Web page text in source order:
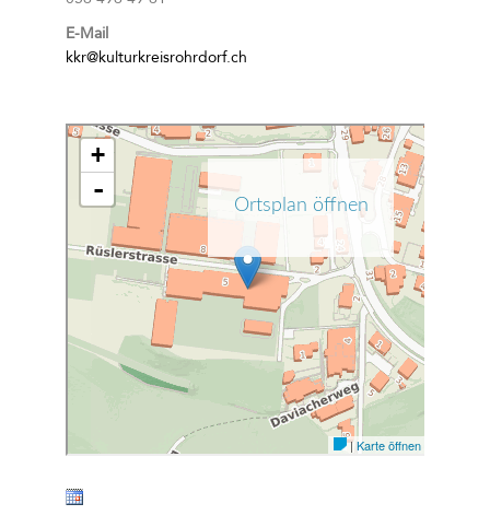
E-Mail
kkr@kulturkreisrohrdorf.ch